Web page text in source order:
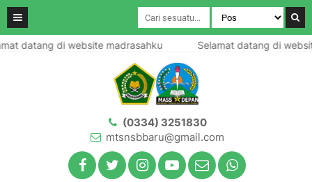
datang di website madrasahku Selamat datang di
(0334) 3251830
mtsnsbbaru@gmail.com